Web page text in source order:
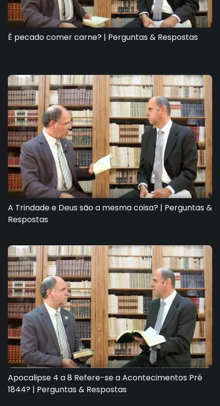
É pecado comer carne? | Perguntas & Respostas
A Trindade e Deus são a mesma coisa? | Perguntas &
Respostas
Apocalipse 4 a 8 Refere-se a Acontecimentos Pré
1844? | Perguntas & Respostas